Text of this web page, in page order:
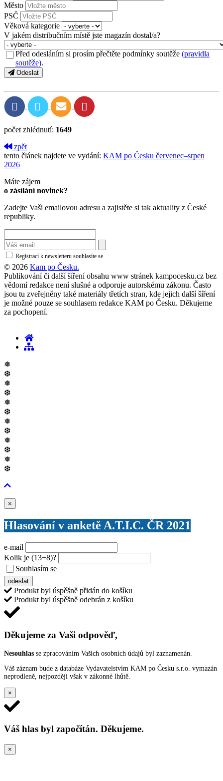
Město
PSČ
Věková kategorie
V jakém distribučním místě jste magazín dostal/a?
Před odesláním si prosím přečtěte podmínky soutěže (pravidla
soutěže).
Odeslat
počet zhlédnutí: 1649
zpět
tento článek najdete ve vydání: KAM po Česku červenec–srpen
2026
Máte zájem
o zásílání novinek?
Zadejte Vaši emailovou adresu a zajistěte si tak aktuality z České
republiky.
Registrací k newsletteru souhlasíte se
© 2026 Kam po Česku.
Publikování či další šíření obsahu www stránek kampocesku.cz bez
vědomí redakce není slušné a odporuje autorskému zákonu. Často
jsou tu zveřejněny také materiály třetích stran, kde jejich další šíření
je možné pouze se souhlasem redakce KAM po Česku. Děkujeme
za pochopení.
❅
❆
❅
❆
❅
❆
❅
❆
❅
❆
❅
❆
×
Hlasování v anketě A.T.I.C. ČR 2021
e-mail
Kolik je (13+8)?
Souhlasím se
odeslat
Produkt byl úspěšně přidán do košíku
Produkt byl úspěšně odebrán z košíku
Děkujeme za Vaši odpověď,
Nesouhlas se zpracováním Vašich osobních údajů byl zaznamenán.
Váš záznam bude z databáze Vydavatelstvím KAM po Česku s.r.o. vymazán
neprodleně, nejpozději však v zákonné lhůtě.
×
Váš hlas byl započítán. Děkujeme.
×